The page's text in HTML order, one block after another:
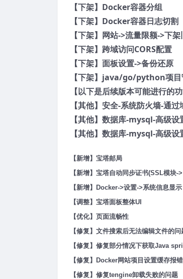
【下架】Docker容器分组
【下架】Docker容器日志切割
【下架】网站->流量限额->下
【下架】跨域访问CORS配置
【下架】面板设置->备份还原
【下架】java/go/python项目
【以下是后续版本可能进行的功
【其他】安全-系统防火墙-通
【其他】数据库-mysql-高级
【其他】数据库-mysql-高级
【新增】宝塔邮局
【新增】宝塔自动同步证书(SSL模块-
【新增】Docker->设置->系统信息显示
【调整】宝塔面板整体UI
【优化】页面流畅性
【修复】文件搜索后无法编辑文件的问
【修复】修复部分情况下获取Java
【修复】Docker网站项目设置缓存报
【修复】修复tengine卸载失败的问题